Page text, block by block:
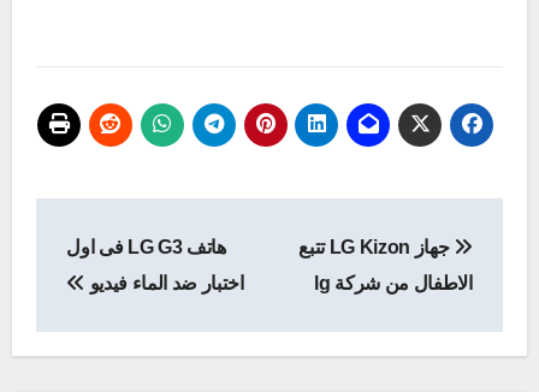
المقالات
جهاز LG Kizon تتبع
الاطفال من شركة lg
هاتف LG G3 فى اول
اختبار ضد الماء فيديو